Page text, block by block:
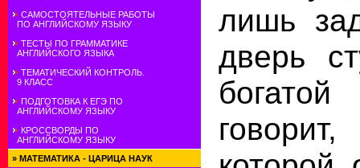
САМОСТОЯТЕЛЬНЫЕ РАБОТЫ
ПО АНГЛИЙСКОМУ ЯЗЫКУ
ТЕСТЫ ПО ГРАММАТИКЕ
АНГЛИЙСКОГО ЯЗЫКА
ТЕМАТИЧЕСКИЙ КОНТРОЛЬ.
9 КЛАСС
ПОДГОТОВКА К ЕГЭ ПО
АНГЛИЙСКОМУ ЯЗЫКУ
КРОССВОРДЫ ПО
АНГЛИЙСКОМУ ЯЗЫКУ
» МАТЕМАТИКА - ЦАРИЦА НАУК
лишь
дверь